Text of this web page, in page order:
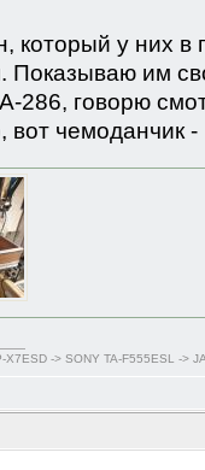
который у них в
Показываю им
286, говорю
вот чемоданчик -
X7ESD -> SONY TA-F555ESL ->